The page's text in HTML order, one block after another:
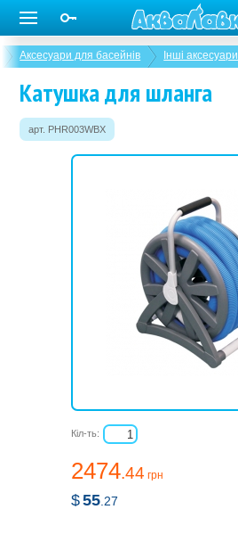
Аксесуари для басейнів Інші аксесуари
Катушка для шланга
арт. PHR003WBX
2474.44 грн
$55 .27
Кіл-ть: